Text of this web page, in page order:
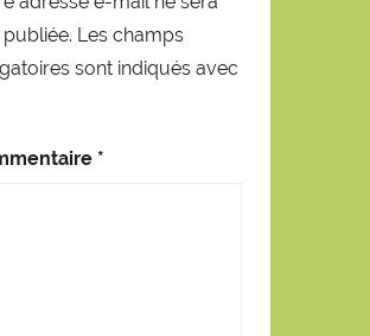
Les champs
sont indiqués avec
*